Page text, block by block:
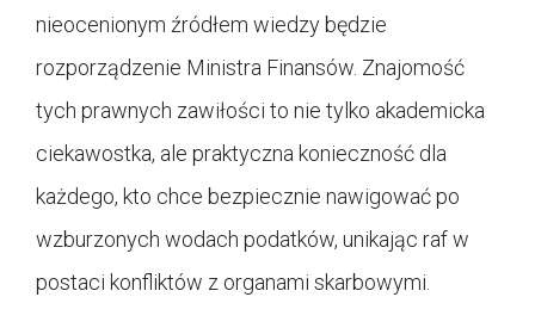
nieocenionym źródłem wiedzy będzie
rozporządzenie Ministra Finansów. Znajomość
tych prawnych zawiłości to nie tylko akademicka
ciekawostka, ale praktyczna konieczność dla
każdego, kto chce bezpiecznie nawigować po
wzburzonych wodach podatków, unikając raf w
postaci konfliktów z organami skarbowymi.